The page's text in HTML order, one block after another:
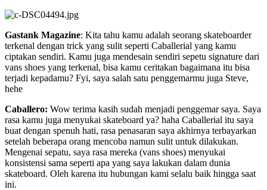
Gastank Magazine: Kita tahu kamu adalah seorang skateboarder
terkenal dengan trick yang sulit seperti Caballerial yang kamu
ciptakan sendiri. Kamu juga mendesain sendiri sepetu signature dari
vans shoes yang terkenal, bisa kamu ceritakan bagaimana itu bisa
terjadi kepadamu? Fyi, saya salah satu penggemarmu juga Steve,
hehe
Caballero: Wow terima kasih sudah menjadi penggemar saya. Saya
rasa kamu juga menyukai skateboard ya? haha Caballerial itu saya
buat dengan spenuh hati, rasa penasaran saya akhirnya terbayarkan
setelah beberapa orang mencoba namun sulit untuk dilakukan.
Mengenai sepatu, saya rasa mereka (vans shoes) menyukai
konsistensi sama seperti apa yang saya lakukan dalam dunia
skateboard. Oleh karena itu hubungan kami selalu baik hingga saat
ini.